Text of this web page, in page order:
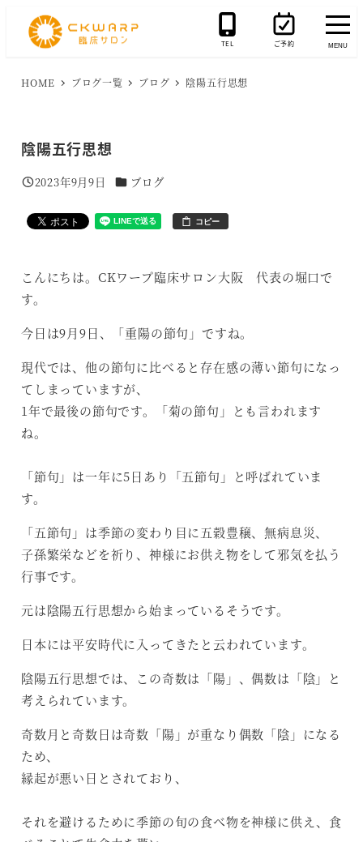
TEL ご予約 MENU
HOME ブログ一覧 ブログ 陰陽五行思想
陰陽五行思想
投稿日
2023年9月9日 カテゴリー
ブログ
コピー
こんにちは。CKワープ臨床サロン大阪 代表の堀口で
す。
今日は9月9日、「重陽の節句」ですね。
現代では、他の節句に比べると存在感の薄い節句になっ
てしまっていますが、
1年で最後の節句です。「菊の節句」とも言われます
ね。
「節句」は一年に5日あり「五節句」と呼ばれていま
す。
「五節句」は季節の変わり目に五穀豊穣、無病息災、
子孫繁栄などを祈り、神様にお供え物をして邪気を払う
行事です。
元は陰陽五行思想から始まっているそうです。
日本には平安時代に入ってきたと云われています。
陰陽五行思想では、この奇数は「陽」、偶数は「陰」と
考えられています。
奇数月と奇数日は奇数「陽」が重なり偶数「陰」になる
ため、
縁起が悪い日とされており、
それを避けるために季節の旬の食べ物を神様に供え、食